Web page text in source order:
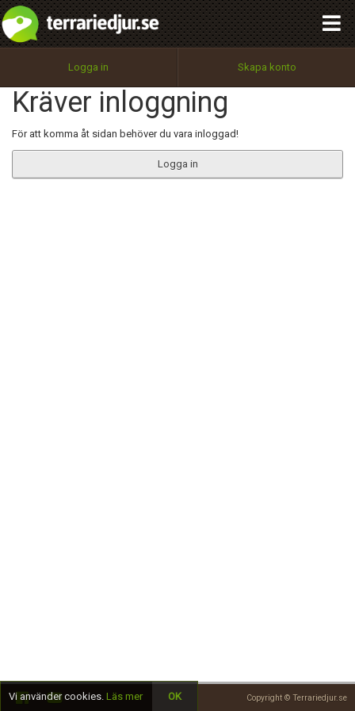
Logga in Skapa konto
Kräver inloggning
För att komma åt sidan behöver du vara inloggad!
Logga in
Copyright © Terrariedjur.se
Utför
100%
OK
integritetspolicy
Namn:
Epost:
Begär nytt lösenord
Tillbaka till förstasidan
Vi använder cookies. Läs mer OK